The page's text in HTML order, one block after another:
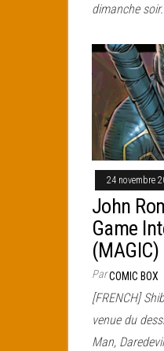
dimanche
24 novembre
John
Game
(MAGIC)
ParCOMIC BOX
[FRENCH]
venue du
Man,